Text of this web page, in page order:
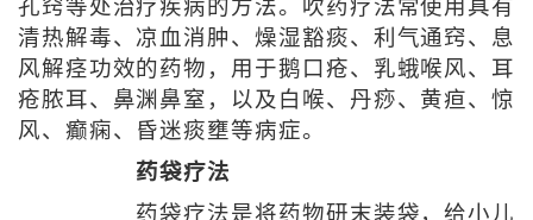
孔窍等处治疗疾病的方法。吹药疗法常使用具有
清热解毒、凉血消肿、燥湿豁痰、利气通窍、息
风解痉功效的药物，用于鹅口疮、乳蛾喉风、耳
疮脓耳、鼻渊鼻窒，以及白喉、丹痧、黄疸、惊
风、癫痫、昏迷痰壅等病症。
药袋疗法
药袋疗法是将药物研末装袋，给小儿